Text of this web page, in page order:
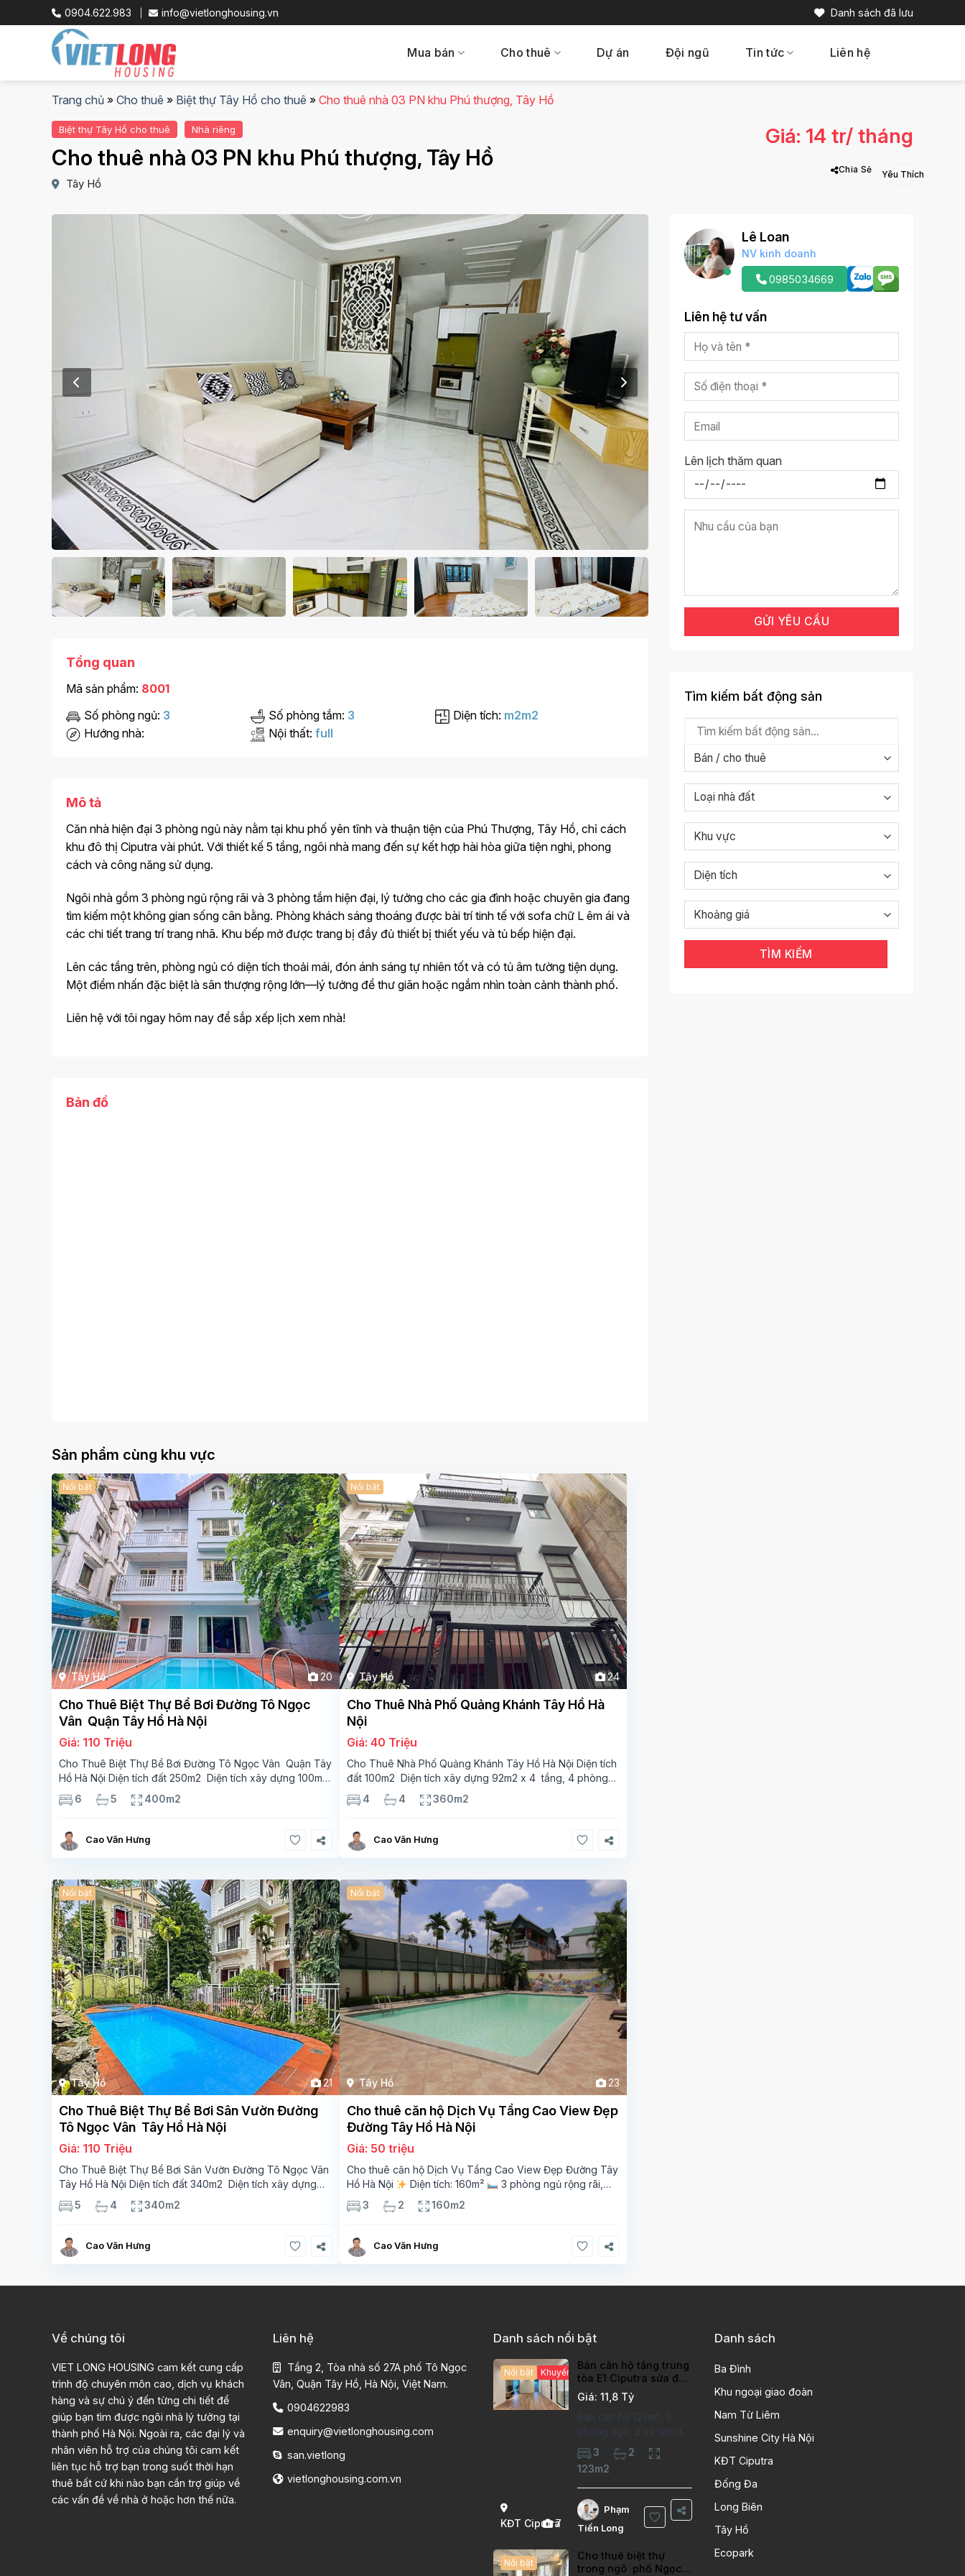
to
0904.622.983 info@vietlonghousing.vn Danh sách đã lưu
Mua bán Cho thuê Dự án Đội ngũ Tin tức Liên hệ
Trang chủ » Cho thuê » Biệt thự Tây Hồ cho thuê » Cho thuê nhà 03 PN khu Phú thượng, Tây Hồ
Biệt thự Tây Hồ cho thuê Nhà riêng
Cho thuê nhà 03 PN khu Phú thượng, Tây Hồ
Tây Hồ
Giá: 14 tr/ tháng
Chia Sẻ
Tổng quan
Mã sản phẩm: 8001
Số phòng ngủ: 3 Số phòng tắm: 3 Diện tích: m2m2
Hướng nhà:
Nội thất: full
Mô tả
Căn nhà hiện đại 3 phòng ngủ này nằm tại khu phố yên tĩnh và thuận tiện của Phú Thượng, Tây Hồ, chỉ cách
khu đô thị Ciputra vài phút. Với thiết kế 5 tầng, ngôi nhà mang đến sự kết hợp hài hòa giữa tiện nghi, phong
cách và công năng sử dụng.
Ngôi nhà gồm 3 phòng ngủ rộng rãi và 3 phòng tắm hiện đại, lý tưởng cho các gia đình hoặc chuyên gia đang
tìm kiếm một không gian sống cân bằng. Phòng khách sáng thoáng được bài trí tinh tế với sofa chữ L êm ái và
các chi tiết trang trí trang nhã. Khu bếp mở được trang bị đầy đủ thiết bị thiết yếu và tủ bếp hiện đại.
Lên các tầng trên, phòng ngủ có diện tích thoải mái, đón ánh sáng tự nhiên tốt và có tủ âm tường tiện dụng.
Một điểm nhấn đặc biệt là sân thượng rộng lớn—lý tưởng để thư giãn hoặc ngắm nhìn toàn cảnh thành phố.
Liên hệ với tôi ngay hôm nay để sắp xếp lịch xem nhà!
Bản đồ
Sản phẩm cùng khu vực
Tây Hồ 20
Nổi bật
Cho Thuê Biệt Thự Bể Bơi Đường Tô Ngọc
Vân Quận Tây Hồ Hà Nội
Giá: 110 Triệu
Cho Thuê Biệt Thự Bể Bơi Đường Tô Ngọc Vân Quận Tây
Hồ Hà Nội Diện tích đất 250m2 Diện tích xây dựng 100m2
Xây 4 tầng, 6 phòng ngủ 5 phòng tắm Tầng 1, , phòng
khách , phòng bếp-1wc Tầng 2, 2 phòng
6 5 400m2
Cao Văn Hưng
Tây Hồ 24
Nổi bật
Cho Thuê Nhà Phố Quảng Khánh Tây Hồ Hà
Nội
Giá: 40 Triệu
Cho Thuê Nhà Phố Quảng Khánh Tây Hồ Hà Nội Diện tích
đất 100m2 Diện tích xây dựng 92m2 x 4 tầng, 4 phòng
ngủ 3 phòng tắm Tầng 1 – phòng bếp-1wc Tầng 2–
phòng khách , 1 phòng ngủ,1 phòng tắm Tầng 3- 2
4 4 360m2
Cao Văn Hưng
Tây Hồ 21
Nổi bật
Cho Thuê Biệt Thự Bể Bơi Sân Vườn Đường
Tô Ngọc Vân Tây Hồ Hà Nội
Giá: 110 Triệu
Cho Thuê Biệt Thự Bể Bơi Sân Vườn Đường Tô Ngọc Vân
Tây Hồ Hà Nội Diện tích đất 340m2 Diện tích xây dựng
110m2 Xây 3 tầng, 5 phòng ngủ 4 phòng tắm Tầng 1, ,
phòng khách , phòng bếp-1wc Tầng 2, 3
5 4 340m2
Cao Văn Hưng
Tây Hồ 23
Nổi bật
Cho thuê căn hộ Dịch Vụ Tầng Cao View Đẹp
Đường Tây Hồ Hà Nội
Giá: 50 triệu
Cho thuê căn hộ Dịch Vụ Tầng Cao View Đẹp Đường Tây
Hồ Hà Nội
Diện tích: 160m²
3 phòng ngủ rộng rãi,
thoáng sáng
2 phòng tắm tiện nghi
khách hiện đại, ban công thoáng mát
3 2 160m2
Cao Văn Hưng
Lê Loan
NV kinh doanh
0985034669
Liên hệ tư vấn
Lên lịch thăm quan
Tìm kiếm bất động sản
TÌM KIẾM
Về chúng tôi
VIET LONG HOUSING cam kết cung cấp
trình độ chuyên môn cao, dịch vụ khách
hàng và sự chú ý đến từng chi tiết để
giúp bạn tìm được ngôi nhà lý tưởng tại
thành phố Hà Nội. Ngoài ra, các đại lý và
nhân viên hỗ trợ của chúng tôi cam kết
liên tục hỗ trợ bạn trong suốt thời hạn
thuê bất cứ khi nào bạn cần trợ giúp về
các vấn đề về nhà ở hoặc hơn thế nữa.
Liên hệ
Tầng 2, Tòa nhà số 27A phố Tô Ngọc
Vân, Quận Tây Hồ, Hà Nội, Việt Nam.
0904622983
enquiry@vietlonghousing.com
san.vietlong
vietlonghousing.com.vn
Danh sách nổi bật
KĐT Ciputra
7
Nổi bật Khuyến mại hấp dẫn
Bán căn hộ tầng trung
tòa E1 Ciputra sửa đẹp
chất lượng cao
Giá: 11,8 Tỷ
Bán căn hộ 123m², 3
phòng ngủ, 2 vệ sinh tại
khu đô thị Ciputra Hanoi
International City. Căn
hộ đã sửa mới kỹ, chất
lượng cao, sàn gỗ, bếp
hiện đại, không gian
thoáng sáng. Thông tin
căn hộ: Diện tích:
3
2
123m2
Phạm
Tiến Long
Nổi bật
Cho thuê biệt thự
trong ngõ phố Ngọc
Danh sách
Ba Đình
Khu ngoại giao đoàn
Nam Từ Liêm
Sunshine City Hà Nội
KĐT Ciputra
Đống Đa
Long Biên
Tây Hồ
Ecopark